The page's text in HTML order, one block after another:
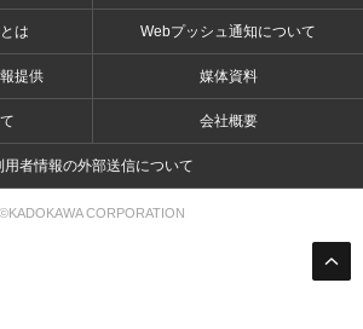
は Webプッシュ通知について
提供 媒体資料
会社概要
用者情報の外部送信について
©KADOKAWA CORPORATION